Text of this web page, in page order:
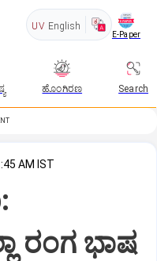
UV English
E-Paper
ಹೊಂಗಿರಣ Search
AM IST
ರಂಗ ಭಾಷ